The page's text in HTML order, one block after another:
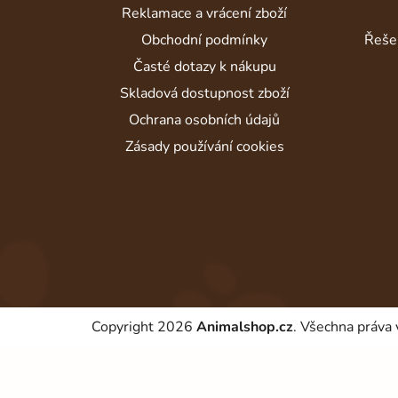
Reklamace a vrácení zboží
Obchodní podmínky
Časté dotazy k nákupu
Skladová dostupnost zboží
Ochrana osobních údajů
Zásady používání cookies
Copyright 2026 Animalshop.cz. Všechna práva